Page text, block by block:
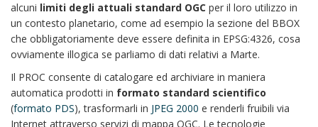
alcuni limiti degli attuali standard OGC per il loro utilizzo in
un contesto planetario, come ad esempio la sezione del BBOX
che obbligatoriamente deve essere definita in EPSG:4326, cosa
ovviamente illogica se parliamo di dati relativi a Marte.
Il PROC consente di catalogare ed archiviare in maniera
automatica prodotti in formato standard scientifico
(formato PDS), trasformarli in JPEG 2000 e renderli fruibili via
Internet attraverso servizi di mappa OGC. Le tecnologie